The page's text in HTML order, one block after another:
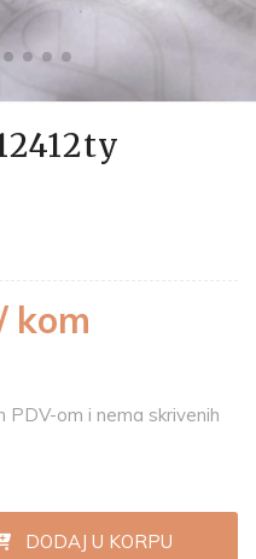
kom
PDV-om i nema skrivenih
DODAJ U KORPU